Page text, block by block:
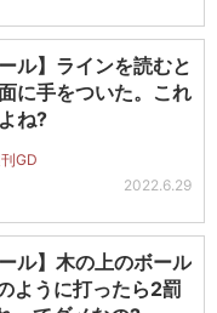
ル】ラインを読むと
に手をついた。これ
ね?
GD
2022.6.29
ル】木の上のボール
ように打ったら2罰